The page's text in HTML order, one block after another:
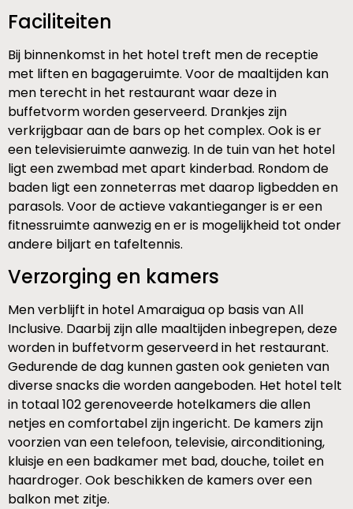
Faciliteiten
Bij binnenkomst in het hotel treft men de receptie
met liften en bagageruimte. Voor de maaltijden kan
men terecht in het restaurant waar deze in
buffetvorm worden geserveerd. Drankjes zijn
verkrijgbaar aan de bars op het complex. Ook is er
een televisieruimte aanwezig. In de tuin van het hotel
ligt een zwembad met apart kinderbad. Rondom de
baden ligt een zonneterras met daarop ligbedden en
parasols. Voor de actieve vakantieganger is er een
fitnessruimte aanwezig en er is mogelijkheid tot onder
andere biljart en tafeltennis.
Verzorging en kamers
Men verblijft in hotel Amaraigua op basis van All
Inclusive. Daarbij zijn alle maaltijden inbegrepen, deze
worden in buffetvorm geserveerd in het restaurant.
Gedurende de dag kunnen gasten ook genieten van
diverse snacks die worden aangeboden. Het hotel telt
in totaal 102 gerenoveerde hotelkamers die allen
netjes en comfortabel zijn ingericht. De kamers zijn
voorzien van een telefoon, televisie, airconditioning,
kluisje en een badkamer met bad, douche, toilet en
haardroger. Ook beschikken de kamers over een
balkon met zitje.